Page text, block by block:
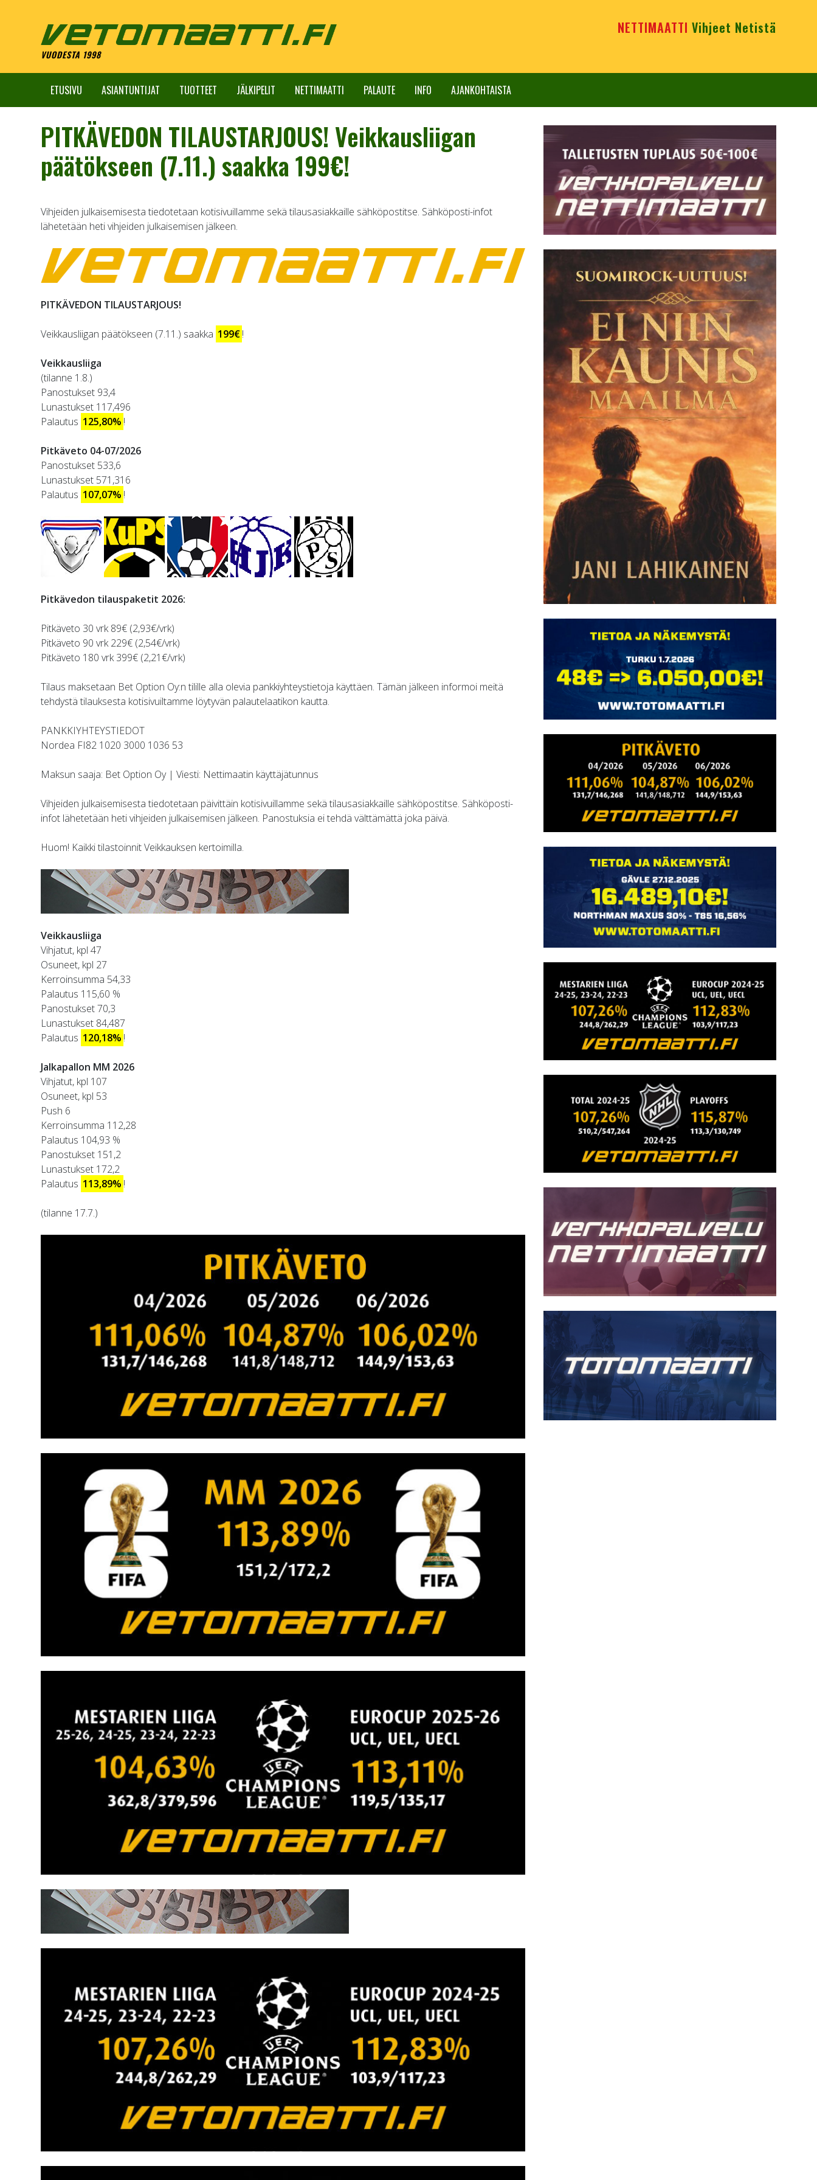
VUODESTA 1998
NETTIMAATTI Vihjeet Netistä
ETUSIVU ASIANTUNTIJAT TUOTTEET JÄLKIPELIT NETTIMAATTI PALAUTE INFO AJANKOHTAISTA
PITKÄVEDON TILAUSTARJOUS! Veikkausliigan
päätökseen (7.11.) saakka 199€!
Vihjeiden julkaisemisesta tiedotetaan kotisivuillamme sekä tilausasiakkaille sähköpostitse. Sähköposti-infot
lähetetään heti vihjeiden julkaisemisen jälkeen.
PITKÄVEDON TILAUSTARJOUS!
Veikkausliigan päätökseen (7.11.) saakka 199€!
Veikkausliiga
(tilanne 1.8.)
Panostukset 93,4
Lunastukset 117,496
Palautus 125,80% !
Pitkäveto 04-07/2026
Panostukset 533,6
Lunastukset 571,316
Palautus 107,07% !
Pitkävedon tilauspaketit 2026:
Pitkäveto 30 vrk 89€ (2,93€/vrk)
Pitkäveto 90 vrk 229€ (2,54€/vrk)
Pitkäveto 180 vrk 399€ (2,21€/vrk)
Tilaus maksetaan Bet Option Oy:n tilille alla olevia pankkiyhteystietoja käyttäen. Tämän jälkeen informoi meitä
tehdystä tilauksesta kotisivuiltamme löytyvän palautelaatikon kautta.
PANKKIYHTEYSTIEDOT
Nordea FI82 1020 3000 1036 53
Maksun saaja: Bet Option Oy | Viesti: Nettimaatin käyttäjätunnus
Vihjeiden julkaisemisesta tiedotetaan päivittäin kotisivuillamme sekä tilausasiakkaille sähköpostitse. Sähköposti-
infot lähetetään heti vihjeiden julkaisemisen jälkeen. Panostuksia ei tehdä välttämättä joka päivä.
Huom! Kaikki tilastoinnit Veikkauksen kertoimilla.
Veikkausliiga
Vihjatut, kpl 47
Osuneet, kpl 27
Kerroinsumma 54,33
Palautus 115,60 %
Panostukset 70,3
Lunastukset 84,487
Palautus 120,18% !
Jalkapallon MM 2026
Vihjatut, kpl 107
Osuneet, kpl 53
Push 6
Kerroinsumma 112,28
Palautus 104,93 %
Panostukset 151,2
Lunastukset 172,2
Palautus 113,89% !
(tilanne 17.7.)